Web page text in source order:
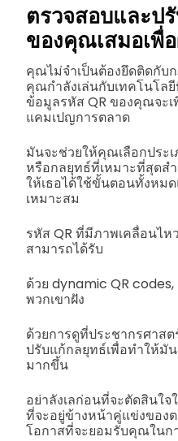
ตรวจสอบและป
ของคุณเสมอเพื่
คุณไม่จำเป็นต้องยึดติดกับ
คุณกำลังเล่นกับเทคโนโล
ข้อมูลรหัส QR ของคุณจะ
แคมเปญการตลาด
มันจะช่วยให้คุณเลือกประ
หรือกลยุทธ์ที่เหมาะที่สุดส
ให้เธอได้ใช้ขั้นตอนทั้งหม
เหมาะสม
รหัส QR ที่มีภาพเคลื่อนไ
สามารถได้รับ
ด้วย dynamic QR
พวกเขาฝัง
ด้วยการดูที่ประชากรศาส
ปรับแก้กลยุทธ์เพื่อทำให้มั
มากขึ้น
อย่าลังเลก่อนที่จะตัดสินใ
ที่จะอยู่ข้างหน้าคู่แข่งขอ
โอกาสที่จะยอมรับคุณในก